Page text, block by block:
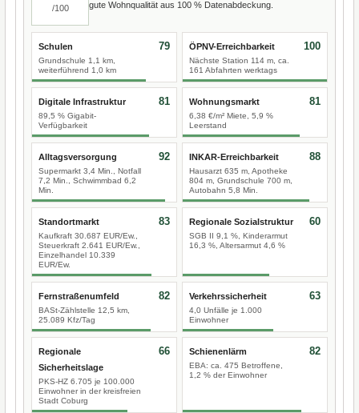
/100 gute Wohnqualität aus 100 % Datenabdeckung.
Schulen
Grundschule 1,1 km,
weiterführend 1,0 km
79 ÖPNV-Erreichbarkeit
Nächste Station 114 m, ca.
161 Abfahrten werktags
100
Digitale Infrastruktur
89,5 % Gigabit-
Verfügbarkeit
81 Wohnungsmarkt
6,38 €/m² Miete, 5,9 %
Leerstand
81
Alltagsversorgung
Supermarkt 3,4 Min., Notfall
7,2 Min., Schwimmbad 6,2
Min.
92 INKAR-Erreichbarkeit
Hausarzt 635 m, Apotheke
804 m, Grundschule 700 m,
Autobahn 5,8 Min.
88
Standortmarkt
Kaufkraft 30.687 EUR/Ew.,
Steuerkraft 2.641 EUR/Ew.,
Einzelhandel 10.339
EUR/Ew.
83 Regionale Sozialstruktur
SGB II 9,1 %, Kinderarmut
16,3 %, Altersarmut 4,6 %
60
Fernstraßenumfeld
BASt-Zählstelle 12,5 km,
25.089 Kfz/Tag
82 Verkehrssicherheit
4,0 Unfälle je 1.000
Einwohner
63
Regionale
Sicherheitslage
PKS-HZ 6.705 je 100.000
Einwohner in der kreisfreien
Stadt Coburg
66 Schienenlärm
EBA: ca. 475 Betroffene,
1,2 % der Einwohner
82